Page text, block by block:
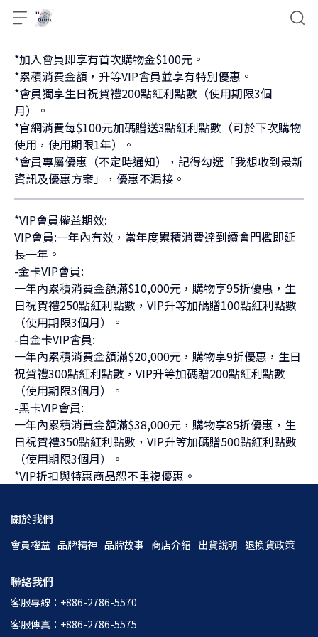
*加入會員即享有首次購物金$100元。
*累積消費金額，升等VIP會員並享有特別優惠。
*會員獨享生日祝賀禮200點紅利點數（使用期限3個
月）。
*官網消費每$100元加碼贈送3點紅利點數（可於下次購物
使用，使用期限1年）。
*會員專屬優惠（不定時通知），記得勾選「我想收到最新
資訊及優惠方案」，優惠不漏接。
*VIP會員權益期效:
VIP會員:一年內有效，當年度累積消費達到續會門檻即延
長一年。
-金卡VIP會員:
一年內累積消費金額滿$10,000元，購物享95折優惠，生
日祝賀禮250點紅利點數，VIP升等加碼贈100點紅利點數
（使用期限3個月）。
-白金卡VIP會員:
一年內累積消費金額滿$20,000元，購物享9折優惠，生日
祝賀禮300點紅利點數，VIP升等加碼贈200點紅利點數
（使用期限3個月）。
-黑卡VIP會員:
一年內累積消費金額滿$38,000元，購物享85折優惠，生
日祝賀禮350點紅利點數，VIP升等加碼贈500點紅利點數
（使用期限3個月）。
*VIP折扣與特惠商品恕不重複優惠。
關於我們
會員權益 品牌精神 品牌故事 商店介紹 出貨說明 退換貨政策
聯絡我們
客服專線：+886-2786-5570
客服傳真：+886-2786-5575